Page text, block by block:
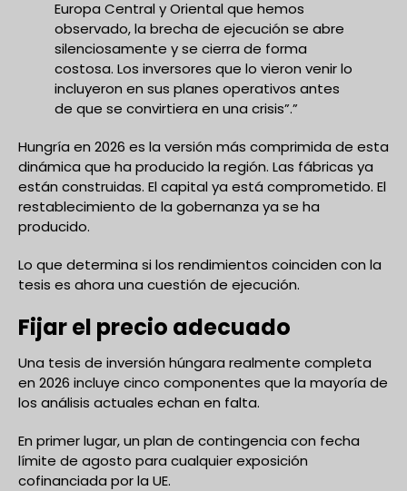
Europa Central y Oriental que hemos
observado, la brecha de ejecución se abre
silenciosamente y se cierra de forma
costosa. Los inversores que lo vieron venir lo
incluyeron en sus planes operativos antes
de que se convirtiera en una crisis”.”
Hungría en 2026 es la versión más comprimida de esta
dinámica que ha producido la región. Las fábricas ya
están construidas. El capital ya está comprometido. El
restablecimiento de la gobernanza ya se ha
producido.
Lo que determina si los rendimientos coinciden con la
tesis es ahora una cuestión de ejecución.
Fijar el precio adecuado
Una tesis de inversión húngara realmente completa
en 2026 incluye cinco componentes que la mayoría de
los análisis actuales echan en falta.
En primer lugar, un plan de contingencia con fecha
límite de agosto para cualquier exposición
cofinanciada por la UE.